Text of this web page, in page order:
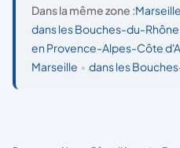
Dans la même zone :Marseille
dans les Bouches-du-Rhône
en Provence-Alpes-Côte
Marseille • dans les